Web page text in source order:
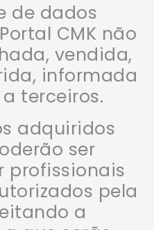
de dados
CMK não
vendida,
informada
terceiros.
adquiridos
ser
profissionais
pela
a